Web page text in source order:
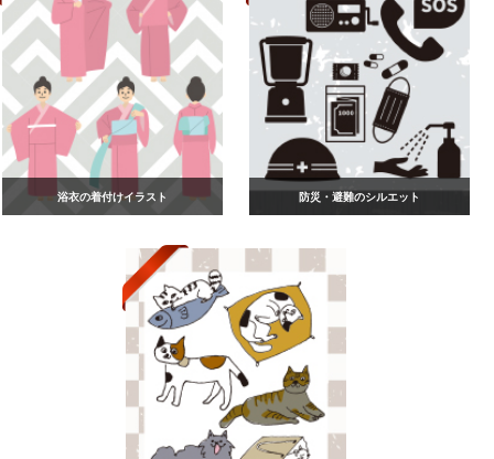
浴衣の着付けイラスト 防災・避難のシルエット